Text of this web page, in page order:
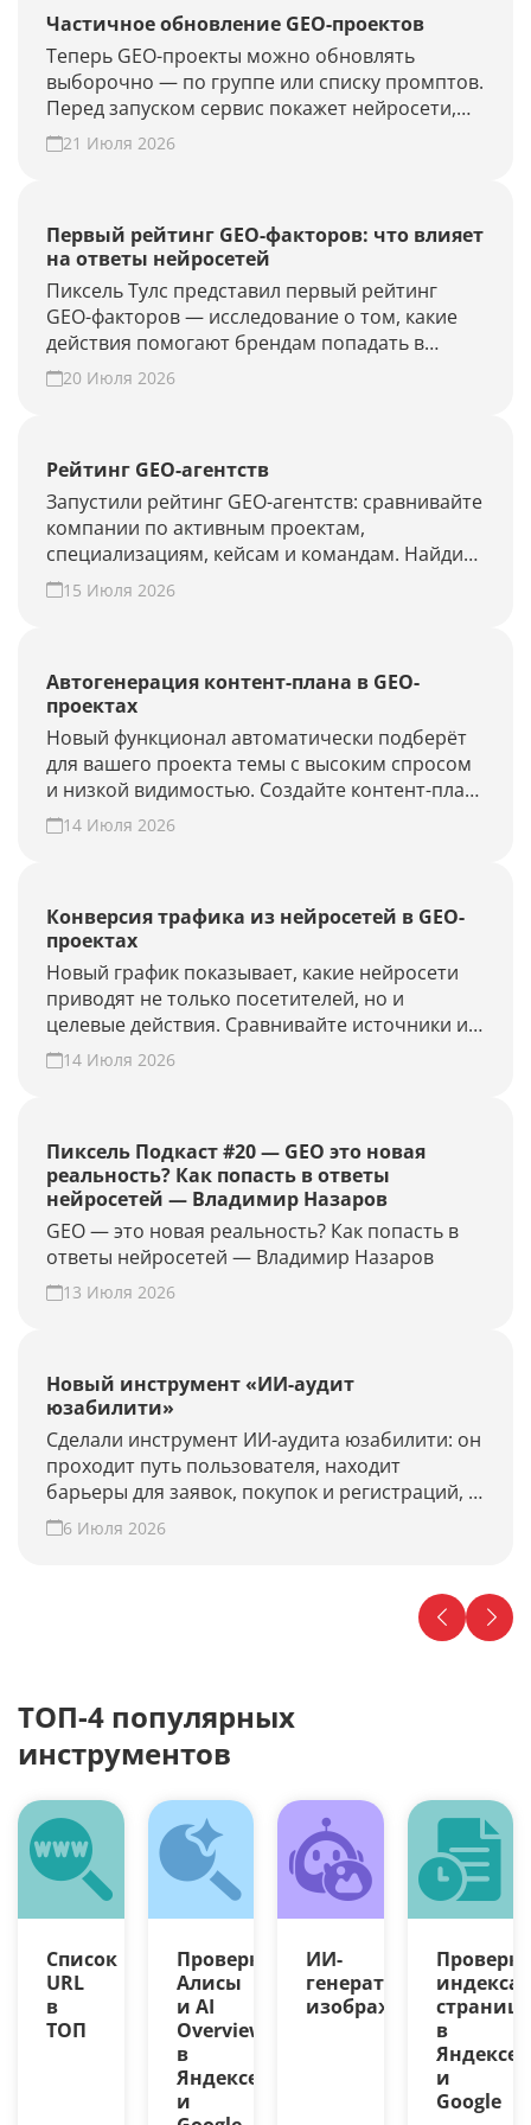
Частичное обновление GEO-проектов
Теперь GEO-проекты можно обновлять
выборочно — по группе или списку промптов.
Перед запуском сервис покажет нейросети,
объём проверки и расход лимитов. Проверьте
новые запросы или результат GEO-работ без
21 Июля 2026
Первый рейтинг GEO-факторов: что влияет
на ответы нейросетей
Пиксель Тулс представил первый рейтинг
GEO-факторов — исследование о том, какие
действия помогают брендам попадать в
ответы нейросетей.
20 Июля 2026
Рейтинг GEO-агентств
Запустили рейтинг GEO-агентств: сравнивайте
компании по активным проектам,
специализациям, кейсам и командам. Найдите
подрядчика для продвижения в ChatGPT,
Алисе AI и Perplexity или добавьте своё
15 Июля 2026
Автогенерация контент-плана в GEO-
проектах
Новый функционал автоматически подберёт
для вашего проекта темы с высоким спросом
и низкой видимостью. Создайте контент-план
за несколько минут и повысьте присутствие
вашего бренда и сайта в ответах нейросетей.
14 Июля 2026
Конверсия трафика из нейросетей в GEO-
проектах
Новый график показывает, какие нейросети
приводят не только посетителей, но и
целевые действия. Сравнивайте источники и
периоды, находите точки роста. Создайте
GEO-проект и проверьте конверсию своего
14 Июля 2026
Пиксель Подкаст #20 — GEO это новая
реальность? Как попасть в ответы
нейросетей — Владимир Назаров
GEO — это новая реальность? Как попасть в
ответы нейросетей — Владимир Назаров
13 Июля 2026
Новый инструмент «ИИ-аудит
юзабилити»
Сделали инструмент ИИ-аудита юзабилити: он
проходит путь пользователя, находит
барьеры для заявок, покупок и регистраций, и
предлагает гипотезы для роста конверсии.
Проверьте свой сайт прямо сейчас!
6 Июля 2026
ТОП-4 популярных
инструментов
Список
URL
в
ТОП
Проверка
Алисы
и AI
Overview
в
Яндексе
и
ИИ-
генератор
изображений
Проверка
страниц
в
Яндексе
и
Google